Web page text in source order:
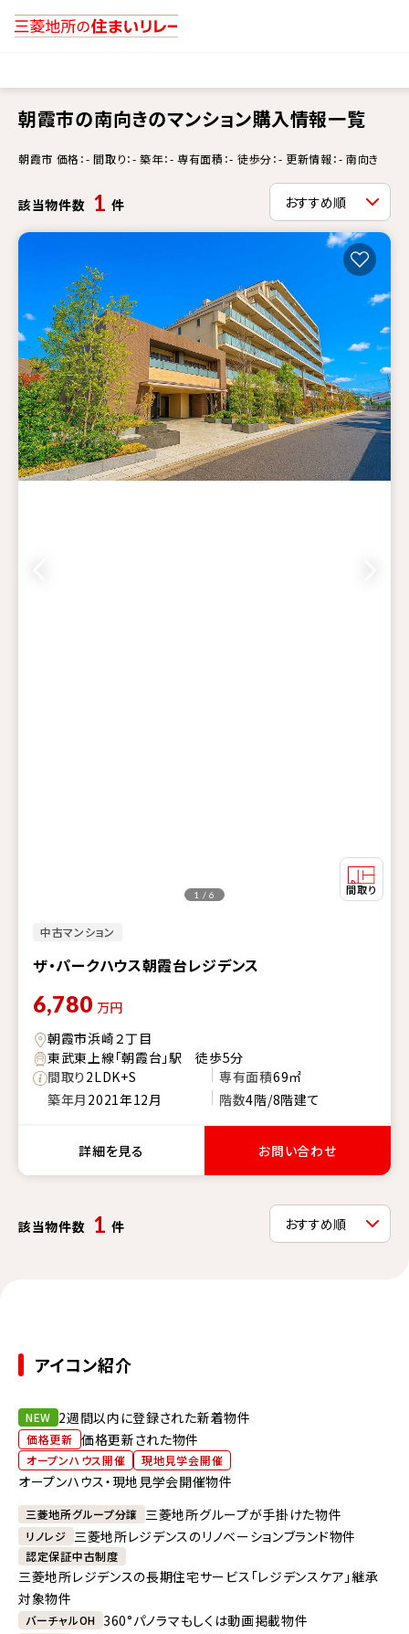
朝霞市の南向きのマンション購入情報一覧
朝霞市 価格：- 間取り：- 築年：- 専有面積：- 徒歩分：- 更新情報：- 南向き
該当物件数 1 件
中古マンション
ザ・パークハウス朝霞台レジデンス
1 / 6
6,780 万円
朝霞市浜崎２丁目
東武東上線「朝霞台」駅 徒歩5分
間取り2LDK+S 専有面積69㎡
築年月 2021年12月 階数4階/8階建て
詳細を見る お問い合わせ
該当物件数 1 件
アイコン紹介
NEW 2週間以内に登録された新着物件
価格更新 価格更新された物件
オープンハウス開催 現地見学会開催
オープンハウス・現地見学会開催物件
三菱地所グループ分譲 三菱地所グループが手掛けた物件
リノレジ 三菱地所レジデンスのリノベーションブランド物件
認定保証中古制度
三菱地所レジデンスの長期住宅サービス「レジデンスケア」継承
対象物件
バーチャルOH 360°パノラマもしくは動画掲載物件